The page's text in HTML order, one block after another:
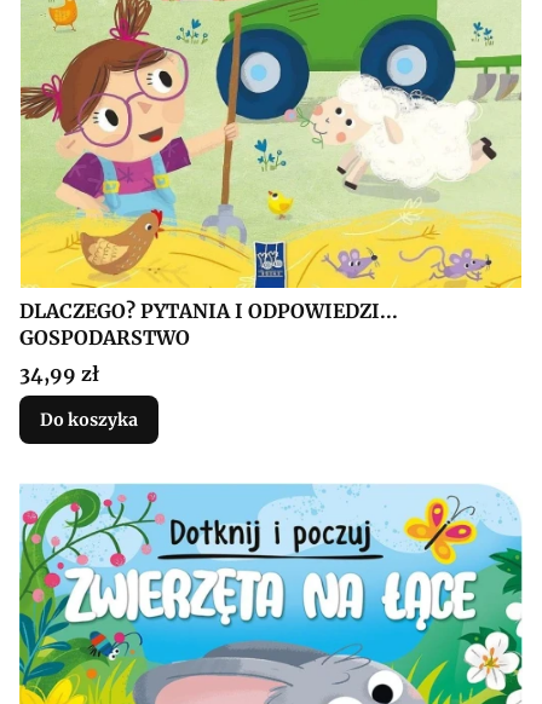
DLACZEGO? PYTANIA I ODPOWIEDZI...
GOSPODARSTWO
Cena
34,99 zł
Do koszyka